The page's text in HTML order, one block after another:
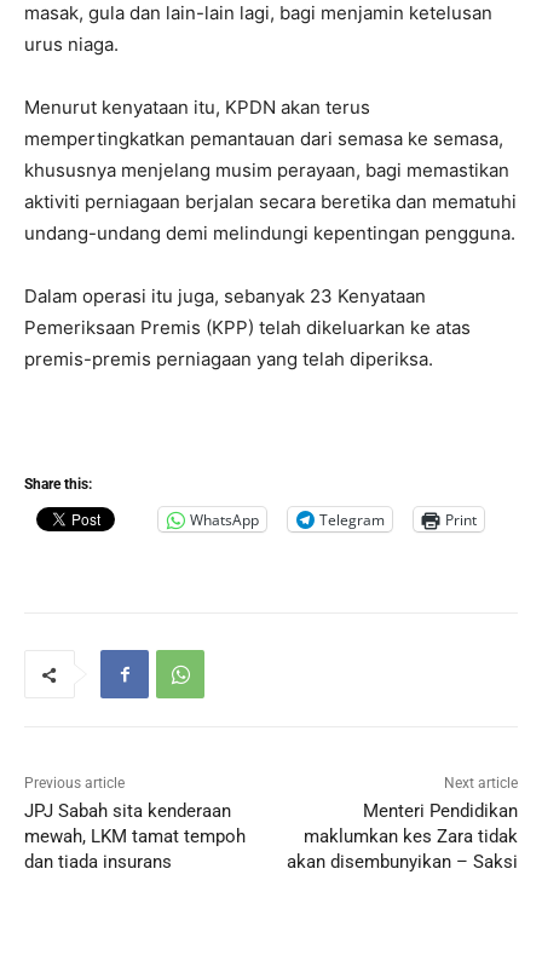
masak, gula dan lain-lain lagi, bagi menjamin ketelusan
urus niaga.
Menurut kenyataan itu, KPDN akan terus
mempertingkatkan pemantauan dari semasa ke semasa,
khususnya menjelang musim perayaan, bagi memastikan
aktiviti perniagaan berjalan secara beretika dan mematuhi
undang-undang demi melindungi kepentingan pengguna.
Dalam operasi itu juga, sebanyak 23 Kenyataan
Pemeriksaan Premis (KPP) telah dikeluarkan ke atas
premis-premis perniagaan yang telah diperiksa.
Share this:
WhatsApp Telegram Print
Previous article
JPJ Sabah sita kenderaan
mewah, LKM tamat tempoh
dan tiada insurans
Next article
Menteri Pendidikan
maklumkan kes Zara tidak
akan disembunyikan – Saksi